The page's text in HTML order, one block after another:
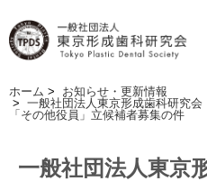
ホーム > お知らせ・更新情報
> 一般社団法人東京形成歯科研究
「その他役員」立候補者募集の件
一般社団法人東京